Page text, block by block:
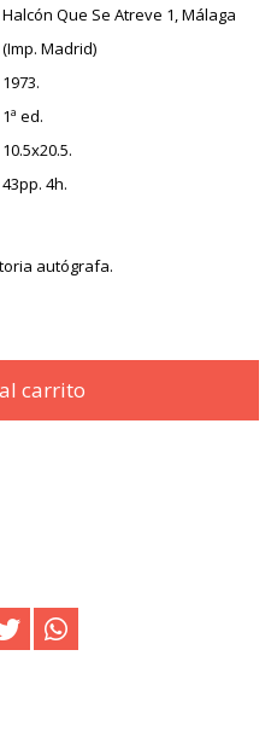
Halcón Que Se Atreve 1, Málaga
(Imp. Madrid)
1973.
1ª ed.
10.5x20.5.
43pp. 4h.
autógrafa.
carrito